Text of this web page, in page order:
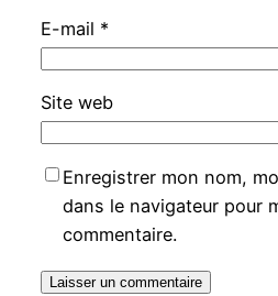
E-mail *
Site web
Enregistrer mon nom,
dans le navigateur pour
commentaire.